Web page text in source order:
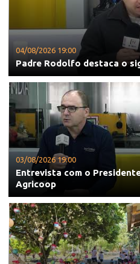
04/08/2026 19:00
Padre Rodolfo destaca o
03/08/2026 19:00
Entrevista com o
Agricoop